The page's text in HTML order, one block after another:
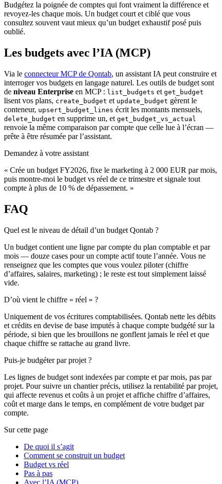
Budgétez la poignée de comptes qui font vraiment la différence et
revoyez-les chaque mois. Un budget court et ciblé que vous
consultez souvent vaut mieux qu’un budget exhaustif posé puis
oublié.
Les budgets avec l’IA (MCP)
Via le connecteur MCP de Qontab, un assistant IA peut construire et
interroger vos budgets en langage naturel. Les outils de budget sont
de niveau Enterprise en MCP : list_budgets et get_budget
lisent vos plans, create_budget et update_budget gèrent le
conteneur, upsert_budget_lines écrit les montants mensuels,
delete_budget en supprime un, et get_budget_vs_actual
renvoie la même comparaison par compte que celle lue à l’écran —
prête à être résumée par l’assistant.
Demandez à votre assistant
« Crée un budget FY2026, fixe le marketing à 2 000 EUR par mois,
puis montre-moi le budget vs réel de ce trimestre et signale tout
compte à plus de 10 % de dépassement. »
FAQ
Quel est le niveau de détail d’un budget Qontab ?
Un budget contient une ligne par compte du plan comptable et par
mois — douze cases pour un compte actif toute l’année. Vous ne
renseignez que les comptes que vous voulez piloter (chiffre
d’affaires, salaires, marketing) ; le reste est tout simplement laissé
vide.
D’où vient le chiffre « réel » ?
Uniquement de vos écritures comptabilisées. Qontab nette les débits
et crédits en devise de base imputés à chaque compte budgété sur la
période, si bien que les brouillons ne gonflent jamais le réel et que
chaque chiffre se rattache au grand livre.
Puis-je budgéter par projet ?
Les lignes de budget sont indexées par compte et par mois, pas par
projet. Pour suivre un chantier précis, utilisez la rentabilité par projet,
qui affecte revenus et coûts à un projet et affiche chiffre d’affaires,
coût et marge dans le temps, en complément de votre budget par
compte.
Sur cette page
De quoi il s’agit
Comment se construit un budget
Budget vs réel
Pas à pas
Avec l’IA (MCP)